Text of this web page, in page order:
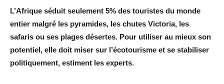
L’Afrique séduit seulement 5% des touristes du monde
entier malgré les pyramides, les chutes Victoria, les
safaris ou ses plages désertes. Pour utiliser au mieux son
potentiel, elle doit miser sur l’écotourisme et se stabiliser
politiquement, estiment les experts.